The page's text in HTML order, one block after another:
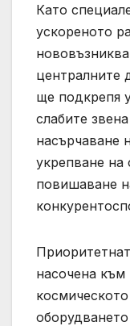
Като
ускореното
централните
ще подкрепя
слабите
насърчаване
укрепване
повишаване
насочена към